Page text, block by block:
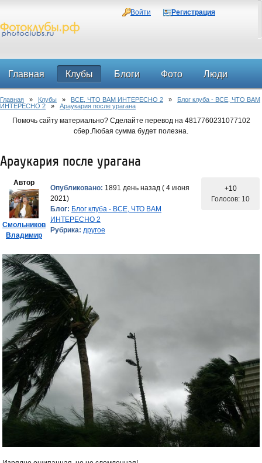
Войти Регистрация
Главная Клубы Блоги Фото Люди
Форум
Главная » Клубы » ВСЕ, ЧТО ВАМ ИНТЕРЕСНО 2 » Блог клуба - ВСЕ, ЧТО ВАМ
ИНТЕРЕСНО 2 » Араукария после урагана
Помочь сайту материально? Сделайте перевод на 4817760231077102
сбер.Любая сумма будет полезна.
Араукария после урагана
Автор
Смольников
Владимир
Опубликовано: 1891 день назад ( 4 июня
2021)
Блог: Блог клуба - ВСЕ, ЧТО ВАМ
ИНТЕРЕСНО 2
Рубрика: другое
+10
Голосов: 10